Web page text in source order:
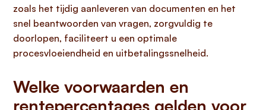
zoals het tijdig aanleveren van documenten en het
snel beantwoorden van vragen, zorgvuldig te
doorlopen, faciliteert u een optimale
procesvloeiendheid en uitbetalingssnelheid.
Welke voorwaarden en
rentepercentages gelden voor